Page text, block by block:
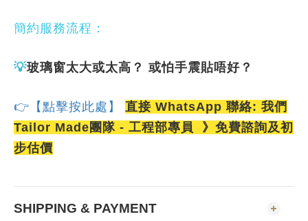
簡約服務流程：
💡玻璃窗太大或太高？ 或怕手震貼唔好？
👉【點擊按此處】 直接 WhatsApp 聯絡: 我們
Tailor Made團隊 - 工程部專員 》免費諮詢及初
步估價
SHIPPING & PAYMENT